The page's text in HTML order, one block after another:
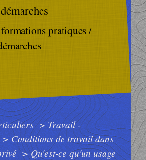
pratiques/
>Travail -
> Conditions de travail dans
>Qu'est-ce qu'un usage